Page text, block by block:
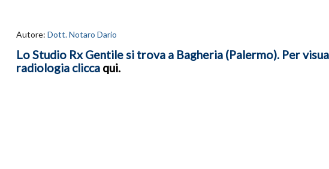
Autore: Dott. Notaro Dario
Lo Studio Rx Gentile si trova a Bagheria (Palermo). Per
radiologia clicca qui.